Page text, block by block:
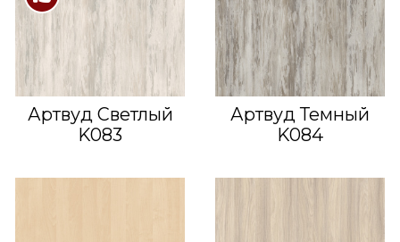
Артвуд Светлый
K083
Артвуд Темный
K084